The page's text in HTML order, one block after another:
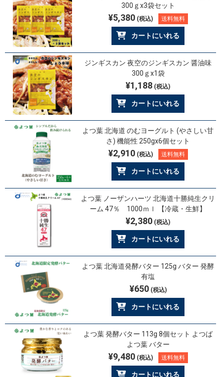
300ｇx3袋セット
¥5,380(税込) 送料無料
カートにいれる
ジンギスカン 夜空のジンギスカン 醤油味
300ｇx1袋
¥1,188 (税込)
カートにいれる
よつ葉 北海道 のむヨーグルト (やさしい甘
さ) 機能性 250gx6個セット
¥2,910(税込) 送料無料
カートにいれる
よつ葉 ノーザンハーツ 北海道十勝純生クリ
ーム 47％ 1000ｍｌ 【冷蔵・生鮮】
¥2,380 (税込)
カートにいれる
よつ葉 北海道発酵バター 125g バター 発酵
有塩
¥650(税込)
カートにいれる
よつ葉 発酵バター 113g 8個セット よつば
よつ葉 バター
¥9,480(税込) 送料無料
カートにいれる